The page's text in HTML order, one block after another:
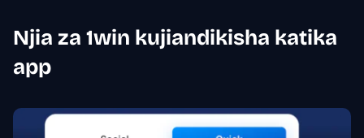
Njia za 1win kujiandikisha katika
app